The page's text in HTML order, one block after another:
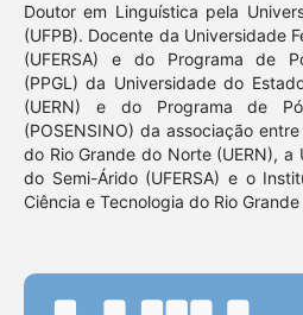
Doutor em Linguística pela
(UFPB). Docente da Universidade
(UFERSA) e do Programa de
(PPGL) da Universidade do
(UERN) e do Programa de
(POSENSINO) da associação
do Rio Grande do Norte (UERN), a
do Semi-Árido (UFERSA) e o
Ciência e Tecnologia do Rio